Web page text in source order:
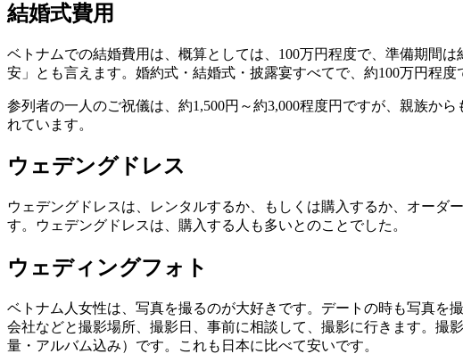
結婚式費用
ベトナムでの結婚費用は、概算としては、100万円程度で、準備期間
安」とも言えます。婚約式・結婚式・披露宴すべてで、約100万円程
参列者の一人のご祝儀は、約1,500円～約3,000程度円ですが、親族か
れています。
ウェデングドレス
ウェデングドレスは、レンタルするか、もしくは購入するか、オー
す。ウェデングドレスは、購入する人も多いとのことでした。
ウェディングフォト
ベトナム人女性は、写真を撮るのが大好きです。デートの時も写真を
会社などと撮影場所、撮影日、事前に相談して、撮影に行きます。撮
量・アルバム込み）です。これも日本に比べて安いです。